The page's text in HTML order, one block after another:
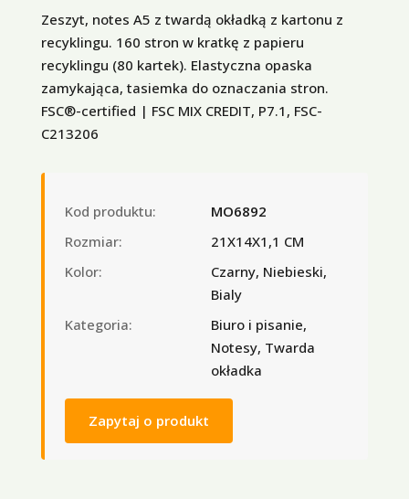
Zeszyt, notes A5 z twardą okładką z kartonu z
recyklingu. 160 stron w kratkę z papieru
recyklingu (80 kartek). Elastyczna opaska
zamykająca, tasiemka do oznaczania stron.
FSC®-certified | FSC MIX CREDIT, P7.1, FSC-
C213206
Kod produktu:
MO6892
Rozmiar:
21X14X1,1 CM
Kolor:
Czarny, Niebieski,
Bialy
Kategoria:
Biuro i pisanie,
Notesy, Twarda
okładka
Zapytaj o produkt